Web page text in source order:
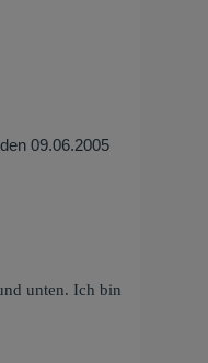
09.06.2005
unten. Ich bin